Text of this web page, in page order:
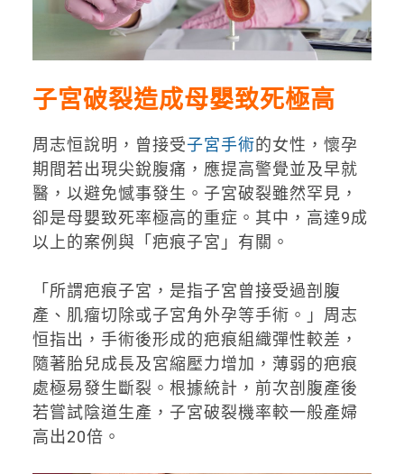
子宮破裂造成母嬰致死極高
周志恒說明，曾接受子宮手術的女性，懷孕
期間若出現尖銳腹痛，應提高警覺並及早就
醫，以避免憾事發生。子宮破裂雖然罕見，
卻是母嬰致死率極高的重症。其中，高達9成
以上的案例與「疤痕子宮」有關。
「所謂疤痕子宮，是指子宮曾接受過剖腹
產、肌瘤切除或子宮角外孕等手術。」周志
恒指出，手術後形成的疤痕組織彈性較差，
隨著胎兒成長及宮縮壓力增加，薄弱的疤痕
處極易發生斷裂。根據統計，前次剖腹產後
若嘗試陰道生產，子宮破裂機率較一般產婦
高出20倍。